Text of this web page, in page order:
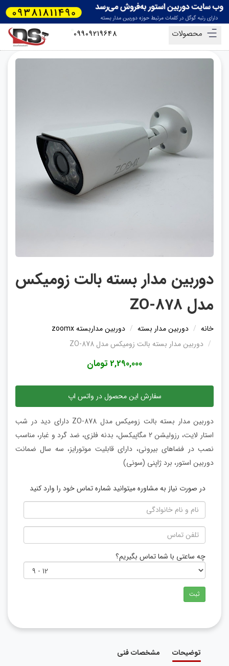
محصولات 09909219648
دوربین مدار بسته بالت زومیکس
مدل ZO-878
خانه دوربین مدار بسته
دوربین مداربسته zoomx
دوربین مدار بسته بالت زومیکس مدل ZO-878
2,290,000 تومان
سفارش این محصول در واتس اپ
دوربین مدار بسته بالت زومیکس مدل ZO-878 دارای دید در شب
استار لایت، رزولیشن 2 مگاپیکسل، بدنه فلزی، ضد گرد و غبار، مناسب
نصب در فضاهای بیرونی، دارای قابلیت موتورایز، سه سال ضمانت
دوربین استور، برد ژاپنی (سونی)
در صورت نیاز به مشاوره میتوانید شماره تماس خود را وارد کنید
چه ساعتی با شما تماس بگیریم؟
ثبت
توضیحات مشخصات فنی